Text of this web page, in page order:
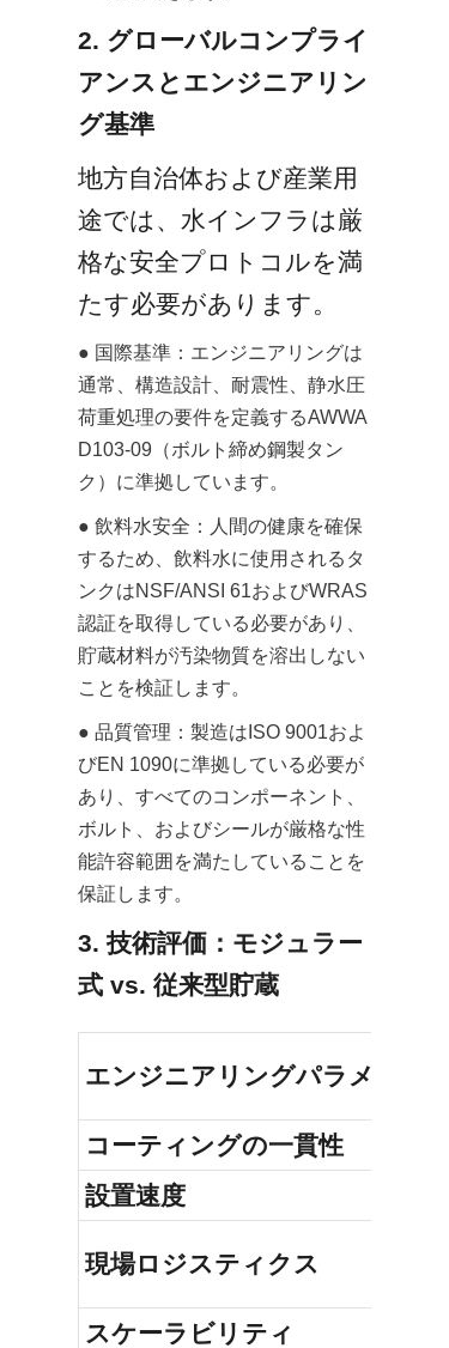
2. グローバルコンプライ
アンスとエンジニアリン
グ基準
地方自治体および産業用
途では、水インフラは厳
格な安全プロトコルを満
たす必要があります。
● 国際基準：エンジニアリングは
通常、構造設計、耐震性、静水圧
荷重処理の要件を定義するAWWA
D103-09（ボルト締め鋼製タン
ク）に準拠しています。
● 飲料水安全：人間の健康を確保
するため、飲料水に使用されるタ
ンクはNSF/ANSI 61およびWRAS
認証を取得している必要があり、
貯蔵材料が汚染物質を溶出しない
ことを検証します。
● 品質管理：製造はISO 9001およ
びEN 1090に準拠している必要が
あり、すべてのコンポーネント、
ボルト、およびシールが厳格な性
能許容範囲を満たしていることを
保証します。
3. 技術評価：モジュラー
式 vs. 従来型貯蔵
エンジニアリングパラメータ
コーティングの一貫性
設置速度
現場ロジスティクス
スケーラビリティ